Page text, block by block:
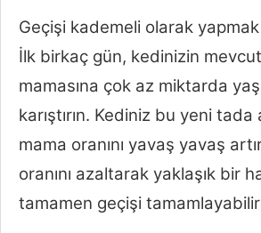
Geçişi kademeli olarak yapmak
İlk birkaç gün, kedinizin
mamasına çok az miktarda
karıştırın. Kediniz bu yeni tada
mama oranını yavaş yavaş
oranını azaltarak yaklaşık bir
tamamen geçişi